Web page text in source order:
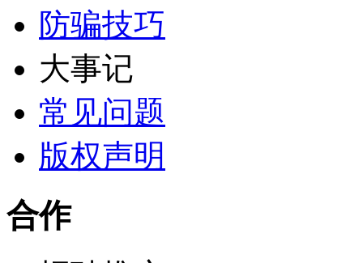
防骗技巧
大事记
常见问题
版权声明
合作